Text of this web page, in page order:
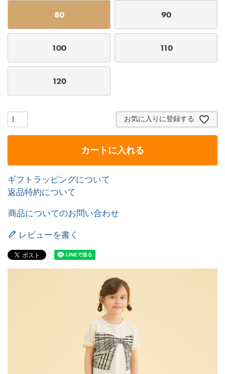
80 90
100 110
120
お気に入りに登録する
カートに入れる
ギフトラッピングについて
返品特約について
商品についてのお問い合わせ
レビューを書く